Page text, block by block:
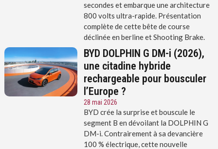
secondes et embarque une architecture
800 volts ultra-rapide. Présentation
complète de cette bête de course
déclinée en berline et Shooting Brake.
BYD DOLPHIN G DM-i (2026),
une citadine hybride
rechargeable pour bousculer
l’Europe ?
28 mai 2026
BYD crée la surprise et bouscule le
segment B en dévoilant la DOLPHIN G
DM-i. Contrairement à sa devancière
100 % électrique, cette nouvelle